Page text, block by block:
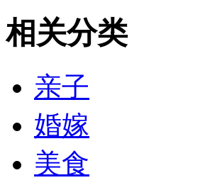
相关分类
亲子
婚嫁
美食